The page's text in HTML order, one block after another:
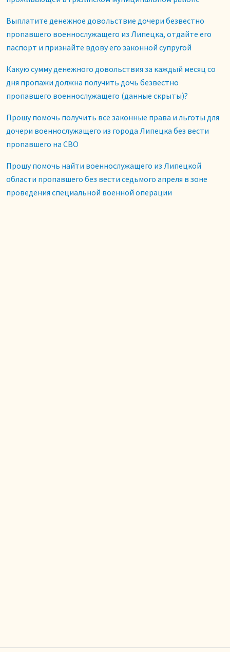
Выплатите денежное довольствие дочери безвестно
пропавшего военнослужащего из Липецка, отдайте его
паспорт и признайте вдову его законной супругой
Какую сумму денежного довольствия за каждый месяц со
дня пропажи должна получить дочь безвестно
пропавшего военнослужащего (данные скрыты)?
Прошу помочь получить все законные права и льготы для
дочери военнослужащего из города Липецка без вести
пропавшего на СВО
Прошу помочь найти военнослужащего из Липецкой
области пропавшего без вести седьмого апреля в зоне
проведения специальной военной операции